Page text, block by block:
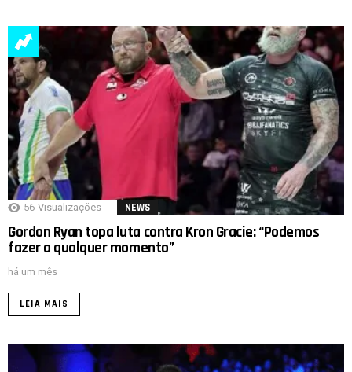
56 Visualizações NEWS
Gordon Ryan topa luta contra Kron Gracie: “Podemos
fazer a qualquer momento”
há um mês
LEIA MAIS